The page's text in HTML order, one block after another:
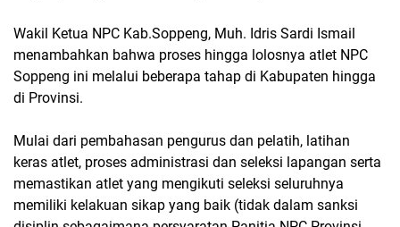
Wakil Ketua NPC Kab.Soppeng, Muh. Idris Sardi Ismail
menambahkan bahwa proses hingga lolosnya atlet NPC
Soppeng ini melalui beberapa tahap di Kabupaten hingga
di Provinsi.
Mulai dari pembahasan pengurus dan pelatih, latihan
keras atlet, proses administrasi dan seleksi lapangan serta
memastikan atlet yang mengikuti seleksi seluruhnya
memiliki kelakuan sikap yang baik (tidak dalam sanksi